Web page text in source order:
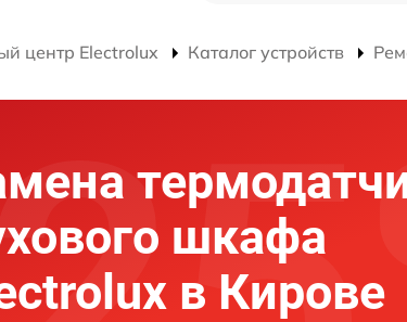
центр Electrolux Каталог устройств
шкафа
в Кирове